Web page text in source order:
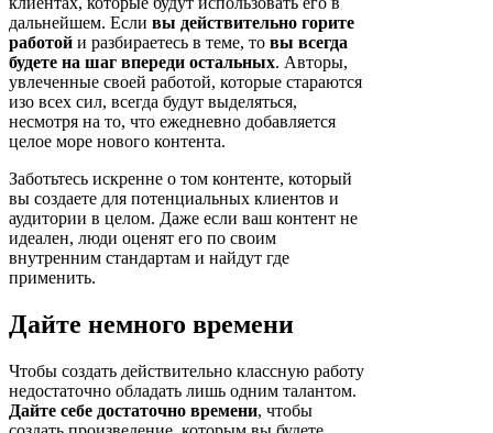
дальнейшем. Если вы действительно горите
работой и разбираетесь в теме, то вы всегда
будете на шаг впереди остальных. Авторы,
увлеченные своей работой, которые стараются
изо всех сил, всегда будут выделяться,
несмотря на то, что ежедневно добавляется
целое море нового контента.
Заботьтесь искренне о том контенте, который
вы создаете для потенциальных клиентов и
аудитории в целом. Даже если ваш контент не
идеален, люди оценят его по своим
внутренним стандартам и найдут где
применить.
Дайте немного времени
Чтобы создать действительно классную работу
недостаточно обладать лишь одним талантом.
Дайте себе достаточно времени, чтобы